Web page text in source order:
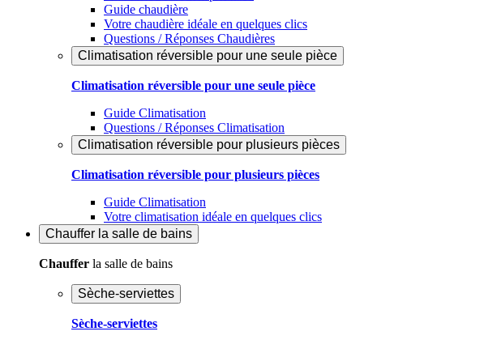
Guide chaudière
Votre chaudière idéale en quelques clics
Questions / Réponses Chaudières
Climatisation réversible pour une seule pièce
Climatisation réversible pour une seule pièce
Guide Climatisation
Questions / Réponses Climatisation
Climatisation réversible pour plusieurs pièces
Climatisation réversible pour plusieurs pièces
Guide Climatisation
Votre climatisation idéale en quelques clics
Chauffer la salle de bains
Chauffer la salle de bains
Sèche-serviettes
Sèche-serviettes